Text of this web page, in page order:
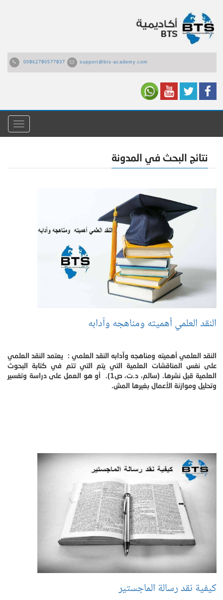
00962790577937 support@bts-academy.com
القائمة
نتائج البحث في المدونة
النقد العلمي أهميته ومناهجه وآدابه
النقد العلمي أهميته ومناهجه وآدابه النقد العلمي : يعتمد النقد العلمي
على نفس المناقشات العلمية التي يتم التي تتم في كتابة البحوث
العلمية قبل نشرها. (سالم، د.ت، ص1). أو هو العمل على دراسة وتفسير
وتحليل وموازنة الأعمال بغيرها المش.
كيفية نقد رسالة الماجستير